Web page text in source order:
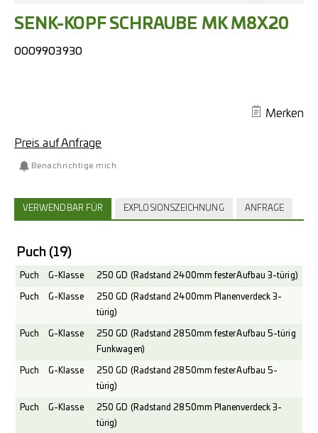
SENK-KOPF SCHRAUBE MK M8X20
0009903930
Merken
Preis auf Anfrage
Benachrichtige mich
VERWENDBAR FÜR EXPLOSIONSZEICHNUNG ANFRAGE
Puch (19)
Puch G-Klasse 250 GD (Radstand 2400mm fester Aufbau 3-türig)
Puch G-Klasse
250 GD (Radstand 2400mm Planenverdeck 3-
türig)
Puch G-Klasse
250 GD (Radstand 2850mm fester Aufbau 5-türig
Funkwagen)
Puch G-Klasse
250 GD (Radstand 2850mm fester Aufbau 5-
türig)
Puch G-Klasse
250 GD (Radstand 2850mm Planenverdeck 3-
türig)